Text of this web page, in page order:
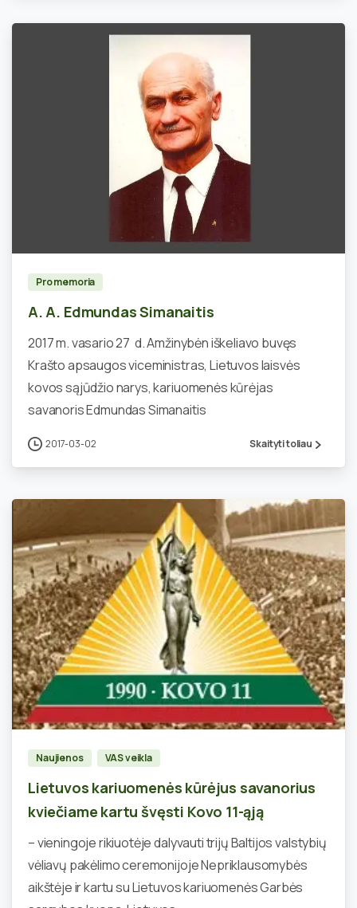
Pro memoria
A. A. Edmundas Simanaitis
2017 m. vasario 27 d. Amžinybėn iškeliavo buvęs
Krašto apsaugos viceministras, Lietuvos laisvės
kovos sąjūdžio narys, kariuomenės kūrėjas
savanoris Edmundas Simanaitis
2017-03-02 Skaityti toliau
Naujienos VAS veikla
Lietuvos kariuomenės kūrėjus savanorius
kviečiame kartu švęsti Kovo 11-ąją
– vieningoje rikiuotėje dalyvauti trijų Baltijos valstybių
vėliavų pakėlimo ceremonijoje Nepriklausomybės
aikštėje ir kartu su Lietuvos kariuomenės Garbės